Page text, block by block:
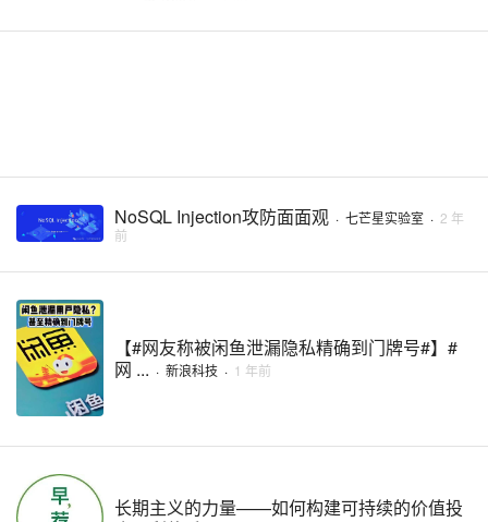
NoSQL Injection攻防面面观 · 七芒星实验室 · 2 年
前
【#网友称被闲鱼泄漏隐私精确到门牌号#】#
网 ... · 新浪科技 · 1 年前
长期主义的力量——如何构建可持续的价值投